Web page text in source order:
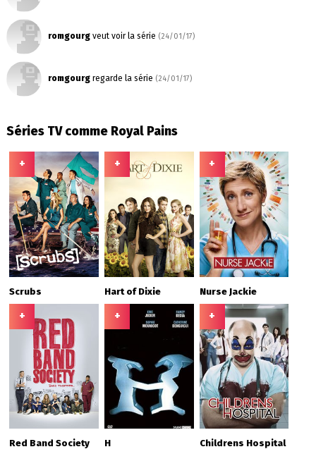
romgourgveut voir la série (24/01/17)
romgourgregarde la série (24/01/17)
Séries TV comme Royal Pains
+
Scrubs
+
Hart of Dixie
+
Nurse Jackie
+
Red Band Society
+
H
+
Childrens Hospital